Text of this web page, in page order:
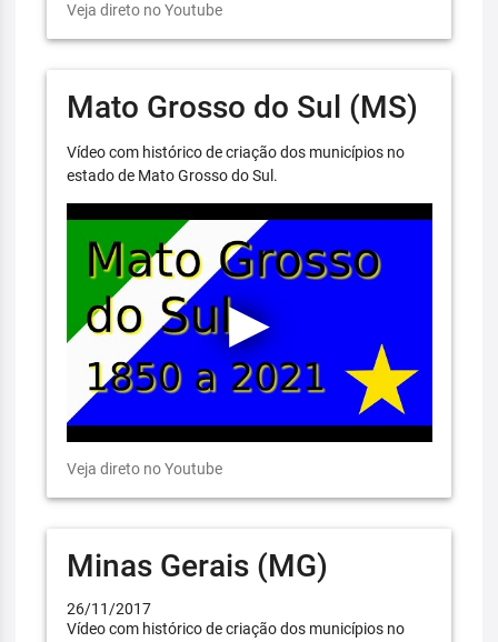
Veja direto no Youtube
Mato Grosso do Sul (MS)
Vídeo com histórico de criação dos municípios no
estado de Mato Grosso do Sul.
Veja direto no Youtube
Minas Gerais (MG)
26/11/2017
Vídeo com histórico de criação dos municípios no